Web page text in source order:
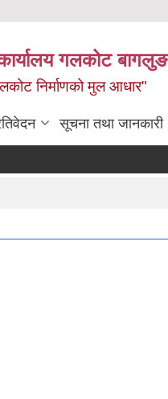
गलकोट बागलुङ
निर्माणको मुल आधार"
सूचना तथा जानकारी